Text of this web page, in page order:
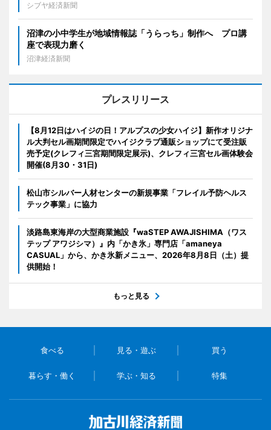
シブヤ経済新聞
沼津の小中学生が地域情報誌「うらっち」制作へ プロ講
座で表現力磨く
沼津経済新聞
プレスリリース
【8月12日はハイジの日！アルプスの少女ハイジ】新作オリジナ
ル大判セル画期間限定でハイジクラブ通販ショップにて受注販
売予定(クレフィ三宮期間限定展示)、クレフィ三宮セル画体験会
開催(8月30・31日)
松山市シルバー人材センターの新規事業「フレイル予防ヘルス
テック事業」に協力
淡路島東海岸の大型商業施設『waSTEP AWAJISHIMA（ワス
テップ アワジシマ）』内「かき氷」専門店「amaneya
CASUAL」から、かき氷新メニュー、2026年8月8日（土）提
供開始！
もっと見る
食べる 見る・遊ぶ 買う
暮らす・働く 学ぶ・知る 特集